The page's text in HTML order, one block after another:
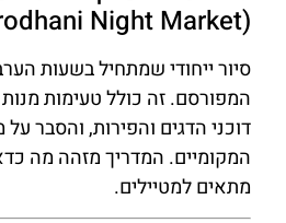
(Forodhani Night Market)
סיור ייחודי שמתחיל בשעות
המפורסם. זה כולל טעימות
דוכני הדגים והפירות, והסבר
המקומיים. המדריך מזהה מה
מתאים למטיילים.